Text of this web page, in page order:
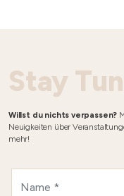
Stay
Willst du nichts verpassen?
Neuigkeiten über
mehr!